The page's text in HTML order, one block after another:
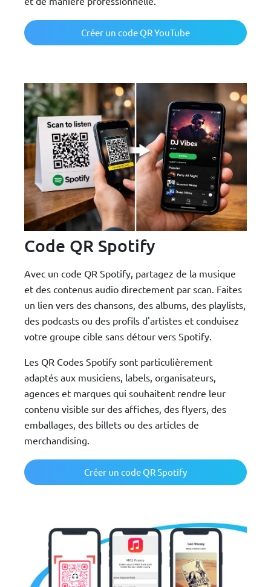
Créer un code QR YouTube
Code QR Spotify
Avec un code QR Spotify, partagez de la musique
et des contenus audio directement par scan. Faites
un lien vers des chansons, des albums, des playlists,
des podcasts ou des profils d'artistes et conduisez
votre groupe cible sans détour vers Spotify.
Les QR Codes Spotify sont particulièrement
adaptés aux musiciens, labels, organisateurs,
agences et marques qui souhaitent rendre leur
contenu visible sur des affiches, des flyers, des
emballages, des billets ou des articles de
merchandising.
Créer un code QR Spotify